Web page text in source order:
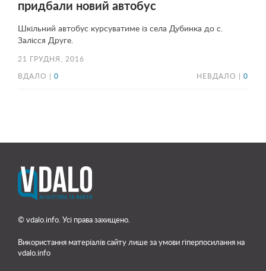
придбали новий автобус
Шкільний автобус курсуватиме із села Дубинка до с.
Залісся Друге.
21 ГРУДНЯ, 2016
ВДАЛО | 0 НЕВДАЛО | 0
© vdalo.info. Усі права захищено.
Використання матеріалів сайту лише за умови гіперпосилання на
vdalo.info